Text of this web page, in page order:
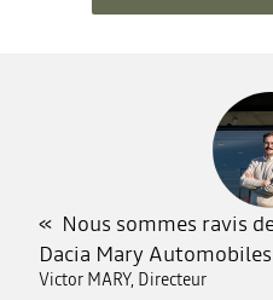
Nous sommes ravis
Dacia Mary
Victor MARY, Directeur